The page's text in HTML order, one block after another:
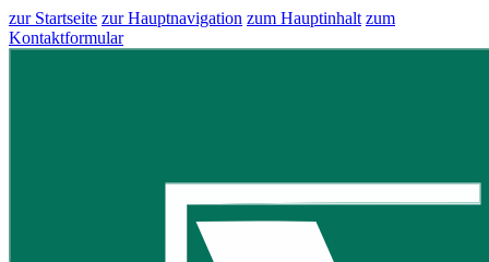
zur Startseite zur Hauptnavigation zum Hauptinhalt zum
Kontaktformular